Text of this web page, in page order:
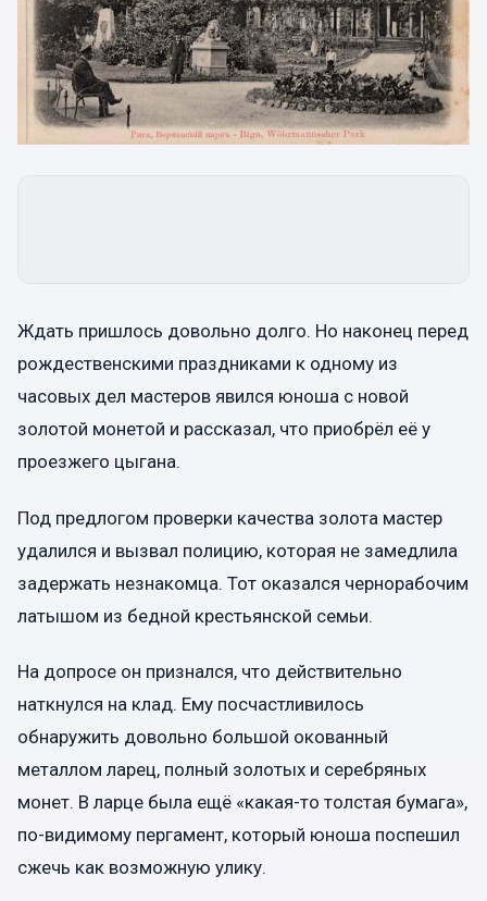
Ждать пришлось довольно долго. Но наконец перед
рождественскими праздниками к одному из
часовых дел мастеров явился юноша с новой
золотой монетой и рассказал, что приобрёл её у
проезжего цыгана.
Под предлогом проверки качества золота мастер
удалился и вызвал полицию, которая не замедлила
задержать незнакомца. Тот оказался чернорабочим
латышом из бедной крестьянской семьи.
На допросе он признался, что действительно
наткнулся на клад. Ему посчастливилось
обнаружить довольно большой окованный
металлом ларец, полный золотых и серебряных
монет. В ларце была ещё «какая-то толстая бумага»,
по-видимому пергамент, который юноша поспешил
сжечь как возможную улику.